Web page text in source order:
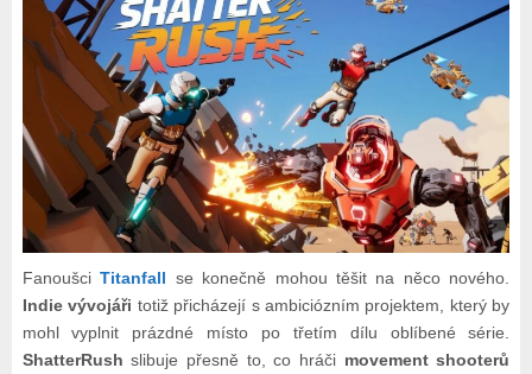
FanoušciTitanfall se konečně mohou těšit na něco nového.
Indie vývojáři totiž přicházejí s ambiciózním projektem, který by
mohl vyplnit prázdné místo po třetím dílu oblíbené série.
ShatterRush slibuje přesně to, co hráči movement shooterů